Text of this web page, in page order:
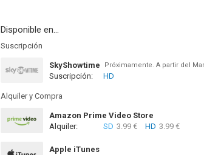
Disponible en...
Suscripción
SkyShowtime Próximamente. A partir del
Suscripción: HD
Alquiler y Compra
Amazon Prime Video Store
Alquiler:
SD 3.99 € HD 3.99 €
Apple iTunes